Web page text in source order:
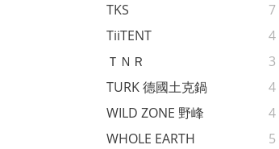
TKS
7
TiiTENT
4
ＴＮＲ
3
TURK 德國土克鍋
4
WILD ZONE 野峰
4
WHOLE EARTH
5